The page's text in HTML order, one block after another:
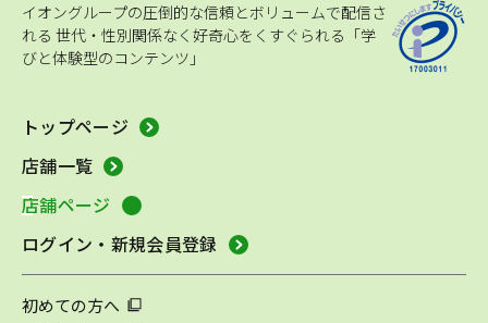
イオングループの圧倒的な信頼とボリュームで配信さ
れる 世代・性別関係なく好奇心をくすぐられる「学
びと体験型のコンテンツ」
トップページ
店舗一覧
店舗ページ
ログイン・新規会員登録
初めての方へ